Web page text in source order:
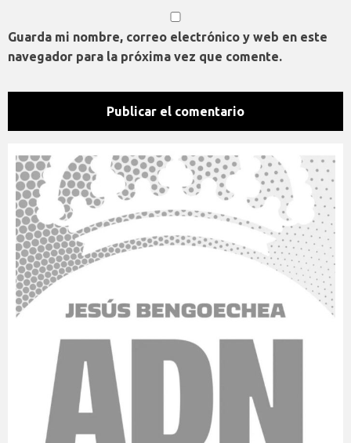
Guarda mi nombre, correo electrónico y web en este
navegador para la próxima vez que comente.